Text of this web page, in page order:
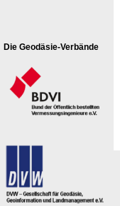
Die Geodäsie-Verbände